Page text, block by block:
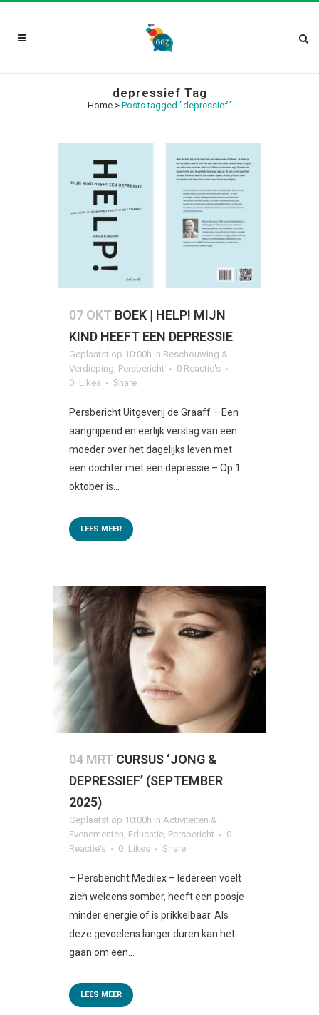
depressief Tag
Home > Posts tagged "depressief"
07 OKT BOEK | HELP! MIJN
KIND HEEFT EEN DEPRESSIE
Geplaatst op 10:00h in Beschouwing &
Verdieping, Persbericht
0 Reactie's
0 Likes Share
Persbericht Uitgeverij de Graaff – Een
aangrijpend en eerlijk verslag van een
moeder over het dagelijks leven met
een dochter met een depressie – Op 1
oktober is...
LEES MEER
04 MRT CURSUS ‘JONG &
DEPRESSIEF’ (SEPTEMBER
2025)
Geplaatst op 10:00h in Activiteiten &
Evenementen, Educatie, Persbericht
0
Reactie's
0 Likes Share
– Persbericht Medilex – Iedereen voelt
zich weleens somber, heeft een poosje
minder energie of is prikkelbaar. Als
deze gevoelens langer duren kan het
gaan om een...
LEES MEER